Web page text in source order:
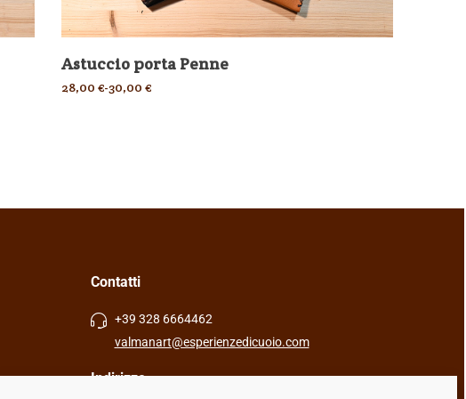
Astuccio porta Penne
28,00 €-30,00 €
Contatti
+39 328 6664462
valmanart@esperienzedicuoio.com
Indirizzo